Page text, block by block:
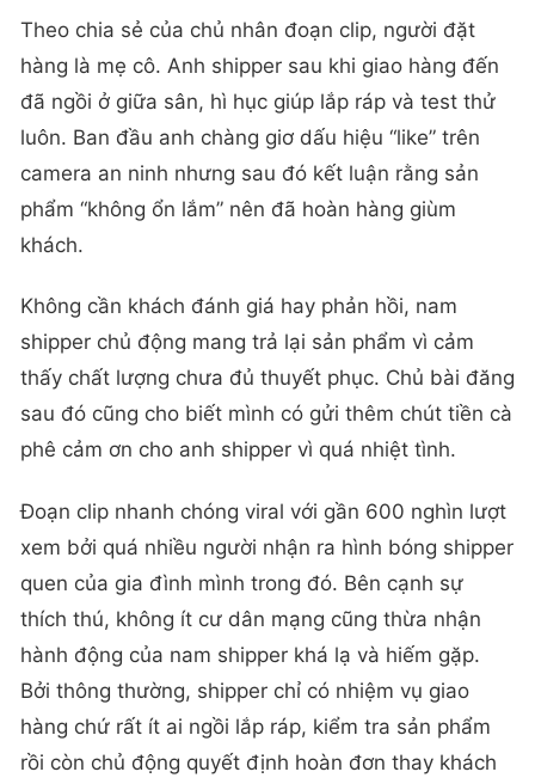
Theo chia sẻ của chủ nhân đoạn clip, người đặt
hàng là mẹ cô. Anh shipper sau khi giao hàng đến
đã ngồi ở giữa sân, hì hục giúp lắp ráp và test thử
luôn. Ban đầu anh chàng giơ dấu hiệu “like” trên
camera an ninh nhưng sau đó kết luận rằng sản
phẩm “không ổn lắm” nên đã hoàn hàng giùm
khách.
Không cần khách đánh giá hay phản hồi, nam
shipper chủ động mang trả lại sản phẩm vì cảm
thấy chất lượng chưa đủ thuyết phục. Chủ bài đăng
sau đó cũng cho biết mình có gửi thêm chút tiền cà
phê cảm ơn cho anh shipper vì quá nhiệt tình.
Đoạn clip nhanh chóng viral với gần 600 nghìn lượt
xem bởi quá nhiều người nhận ra hình bóng shipper
quen của gia đình mình trong đó. Bên cạnh sự
thích thú, không ít cư dân mạng cũng thừa nhận
hành động của nam shipper khá lạ và hiếm gặp.
Bởi thông thường, shipper chỉ có nhiệm vụ giao
hàng chứ rất ít ai ngồi lắp ráp, kiểm tra sản phẩm
rồi còn chủ động quyết định hoàn đơn thay khách